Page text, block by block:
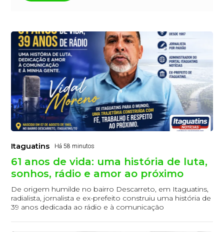
Itaguatins Há 58 minutos
61 anos de vida: uma história de luta,
sonhos, rádio e amor ao próximo
De origem humilde no bairro Descarreto, em Itaguatins,
radialista, jornalista e ex-prefeito construiu uma história de
39 anos dedicada ao rádio e à comunicação